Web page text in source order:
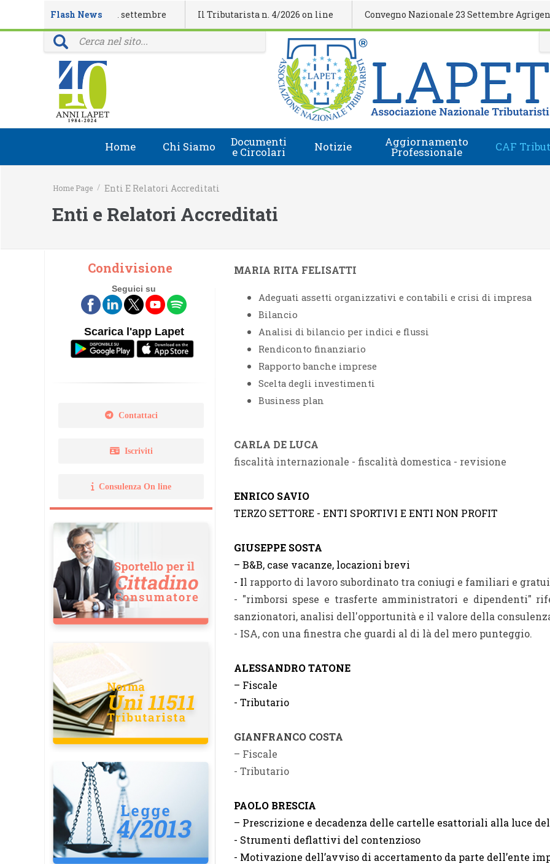
Home Chi Siamo
Guida lapet
Contatti
Legge 14 gennaio 2013 N. 4
Norma Uni 11511
Documenti
e Circolari Notizie
Video
Gallerie
Aggiornamento
Professionale
Calendario e-Learning
CAF
Enti e Relatori Accreditati
Home Page / Enti E Relatori Accreditati
Flash News
eventi formativi di settembre Il Tributarista n. 4/2026 on line Convegno Nazionale 23 Settembre Agrigento
40 anni della rivista Il Tributarista
Condivisione
Seguici su
Scarica l'app Lapet
Contattaci
Iscriviti
Consulenza On line
MARIA RITA FELISATTI
Adeguati assetti organizzativi e contabili e crisi di impresa
Bilancio
Analisi di bilancio per indici e flussi
Rendiconto finanziario
Rapporto banche imprese
Scelta degli investimenti
Business plan
CARLA DE LUCA
fiscalità internazionale - fiscalità domestica - revisione
ENRICO SAVIO
TERZO SETTORE - ENTI SPORTIVI E ENTI NON PROFIT
GIUSEPPE SOSTA
– B&B, case vacanze, locazioni brevi
- Il rapporto di lavoro subordinato tra coniugi e familiari e
- "rimborsi spese e trasferte amministratori e dipendenti"
sanzionatori, analisi dell'opportunità e il valore della
- ISA, con una finestra che guardi al di là del mero punteggio.
ALESSANDRO TATONE
– Fiscale
- Tributario
GIANFRANCO COSTA
– Fiscale
- Tributario
PAOLO BRESCIA
– Prescrizione e decadenza delle cartelle esattoriali alla luce
- Strumenti deflattivi del contenzioso
- Motivazione dell’avviso di accertamento da parte dell’ente